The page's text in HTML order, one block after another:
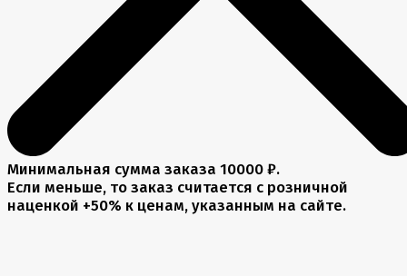
Минимальная сумма заказа 10000 ₽.
Если меньше, то заказ считается с розничной
наценкой +50% к ценам, указанным на сайте.